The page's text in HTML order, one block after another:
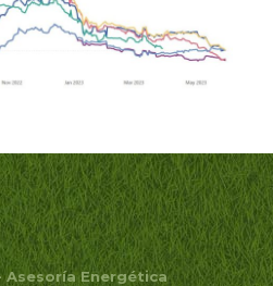
Asesoría Energética